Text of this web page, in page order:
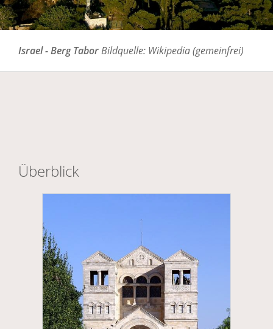
Israel - Berg TaborBildquelle: Wikipedia (gemeinfrei)
Überblick